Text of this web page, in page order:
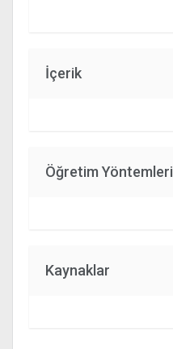
İçerik
Öğretim Yöntemleri
Kaynaklar